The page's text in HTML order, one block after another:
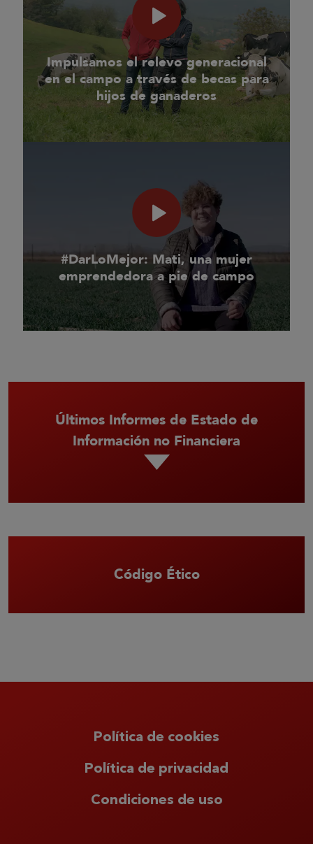
Impulsamos el relevo generacional
en el campo a través de becas para
hijos de ganaderos
#DarLoMejor: Mati, una mujer
emprendedora a pie de campo
Últimos Informes de Estado de
Información no Financiera
Código Ético
Política de cookies
Política de privacidad
Condiciones de uso